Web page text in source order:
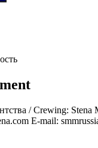
/ Crewing:
E-mail: